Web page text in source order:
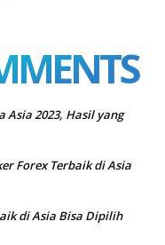
Asia 2023, Hasil yang
Forex Terbaik di Asia
di Asia Bisa Dipilih